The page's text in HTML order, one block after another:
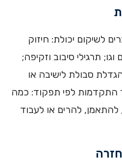
לשיקום יכולת: חיזוק
תרגילי סיבוב וזקיפה;
סבולת לישיבה או
התקדמות לפי תפקוד: כמה
להרים או לעבוד